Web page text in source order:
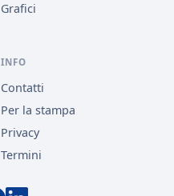
Grafici
INFO
Contatti
Per la stampa
Privacy
Termini